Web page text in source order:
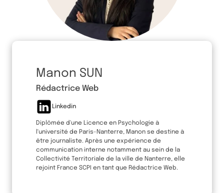
Manon SUN
Rédactrice Web
Linkedin
Diplômée d'une Licence en Psychologie à
l'université de Paris-Nanterre, Manon se destine à
être journaliste. Après une expérience de
communication interne notamment au sein de la
Collectivité Territoriale de la ville de Nanterre, elle
rejoint France SCPI en tant que Rédactrice Web.